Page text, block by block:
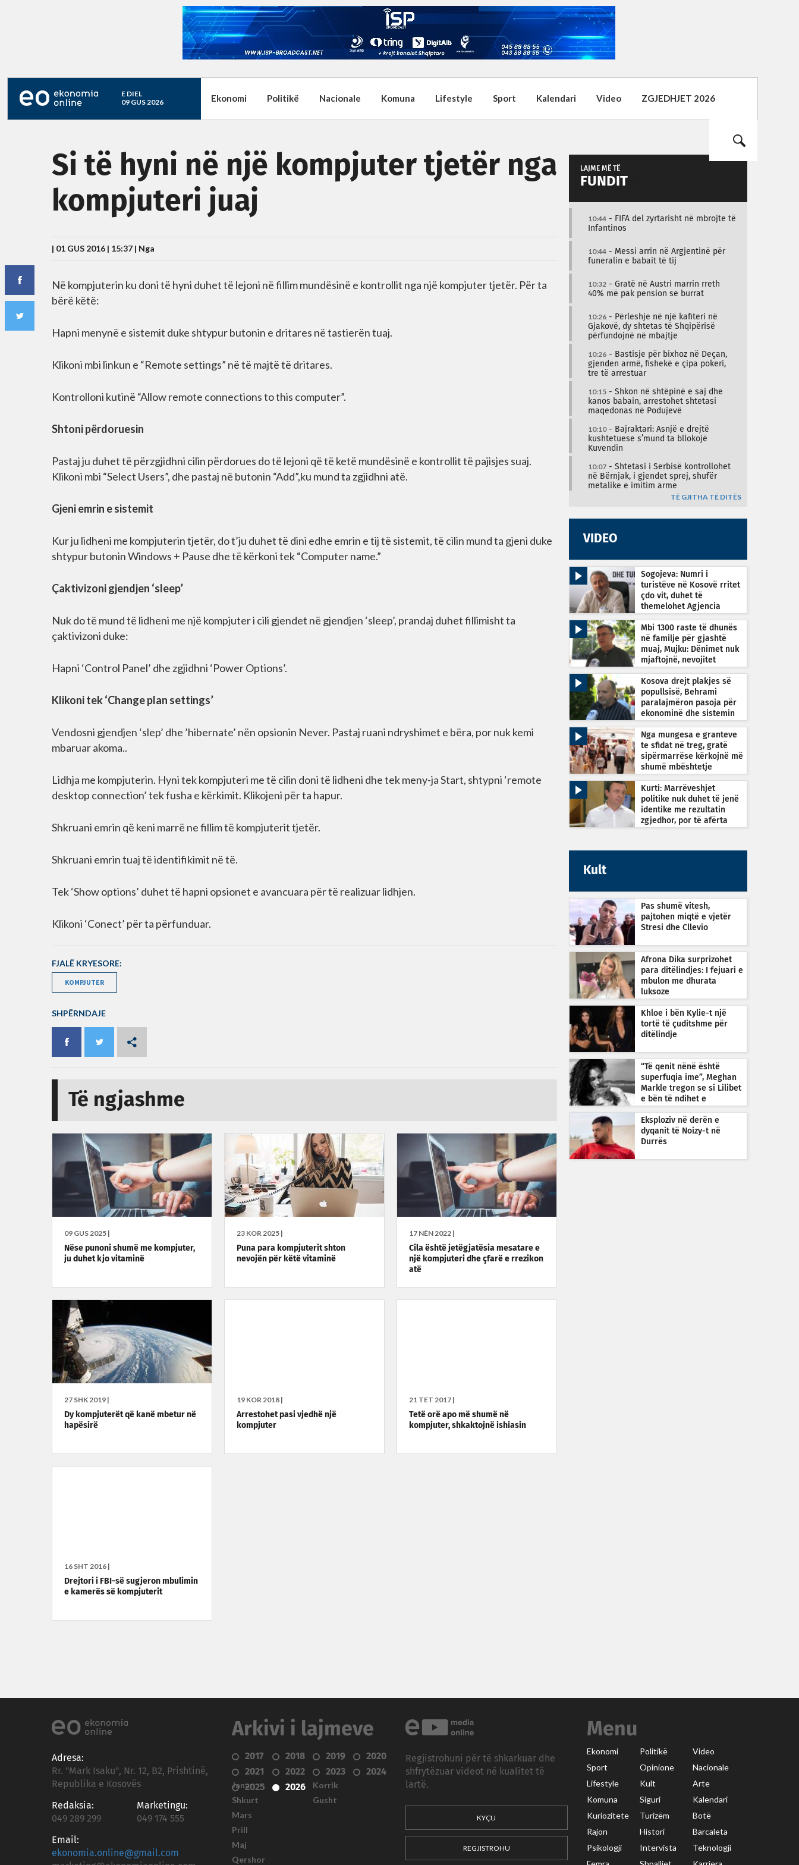
E DIEL
09 GUS 2026
Ekonomi Politikë Nacionale Komuna Lifestyle Sport Kalendari Video ZGJEDHJET 2026
Si të hyni në një kompjuter tjetër nga
kompjuteri juaj
| 01 GUS 2016 | 15:37 | Nga
Në kompjuterin ku doni të hyni duhet të lejoni në fillim mundësinë e kontrollit nga një kompjuter tjetër. Për ta
bërë këtë:
Hapni menynë e sistemit duke shtypur butonin e dritares në tastierën tuaj.
Klikoni mbi linkun e “Remote settings” në të majtë të dritares.
Kontrolloni kutinë “Allow remote connections to this computer”.
Shtoni përdoruesin
Pastaj ju duhet të përzgjidhni cilin përdorues do të lejoni që të ketë mundësinë e kontrollit të pajisjes suaj.
Klikoni mbi “Select Users”, dhe pastaj në butonin “Add”,ku mund ta zgjidhni atë.
Gjeni emrin e sistemit
Kur ju lidheni me kompjuterin tjetër, do t’ju duhet të dini edhe emrin e tij të sistemit, të cilin mund ta gjeni duke
shtypur butonin Windows + Pause dhe të kërkoni tek “Computer name.”
Çaktivizoni gjendjen ‘sleep’
Nuk do të mund të lidheni me një kompjuter i cili gjendet në gjendjen ‘sleep’, prandaj duhet fillimisht ta
çaktivizoni duke:
Hapni ‘Control Panel’ dhe zgjidhni ‘Power Options’.
Klikoni tek ‘Change plan settings’
Vendosni gjendjen ‘slep’ dhe ’hibernate’ nën opsionin Never. Pastaj ruani ndryshimet e bëra, por nuk kemi
mbaruar akoma..
Lidhja me kompjuterin. Hyni tek kompjuteri me të cilin doni të lidheni dhe tek meny-ja Start, shtypni ‘remote
desktop connection’ tek fusha e kërkimit. Klikojeni për ta hapur.
Shkruani emrin që keni marrë ne fillim të kompjuterit tjetër.
Shkruani emrin tuaj të identifikimit në të.
Tek ‘Show options’ duhet të hapni opsionet e avancuara për të realizuar lidhjen.
Klikoni ‘Conect’ për ta përfunduar.
FJALË KRYESORE:
KOMPJUTER
SHPËRNDAJE
Të ngjashme
09 GUS 2025 |
Nëse punoni shumë me kompjuter,
ju duhet kjo vitaminë
23 KOR 2025 |
Puna para kompjuterit shton
nevojën për këtë vitaminë
17 NËN 2022 |
Cila është jetëgjatësia mesatare e
një kompjuteri dhe çfarë e rrezikon
atë
27 SHK 2019 |
Dy kompjuterët që kanë mbetur në
hapësirë
19 KOR 2018 |
Arrestohet pasi vjedhë një
kompjuter
21 TET 2017 |
Tetë orë apo më shumë në
kompjuter, shkaktojnë ishiasin
16 SHT 2016 |
Drejtori i FBI-së sugjeron mbulimin
e kamerës së kompjuterit
LAJME MË TË
FUNDIT
10:44 - FIFA del zyrtarisht në mbrojte të
Infantinos
10:44 - Messi arrin në Argjentinë për
funeralin e babait të tij
10:32 - Gratë në Austri marrin rreth
40% më pak pension se burrat
10:26 - Përleshje në një kafiteri në
Gjakovë, dy shtetas të Shqipërisë
përfundojnë në mbajtje
10:26 - Bastisje për bixhoz në Deçan,
gjenden armë, fishekë e çipa pokeri,
tre të arrestuar
10:15 - Shkon në shtëpinë e saj dhe
kanos babain, arrestohet shtetasi
maqedonas në Podujevë
10:10- Bajraktari: Asnjë e drejtë
kushtetuese s’mund ta bllokojë
Kuvendin
10:07 - Shtetasi i Serbisë kontrollohet
në Bërnjak, i gjendet sprej, shufër
metalike e imitim arme
TË GJITHA TË DITËS
VIDEO
Sogojeva: Numri i
turistëve në Kosovë rritet
çdo vit, duhet të
themelohet Agjencia
Mbi 1300 raste të dhunës
në familje për gjashtë
muaj, Mujku: Dënimet nuk
mjaftojnë, nevojitet
Kosova drejt plakjes së
popullsisë, Behrami
paralajmëron pasoja për
ekonominë dhe sistemin
Nga mungesa e granteve
te sfidat në treg, gratë
sipërmarrëse kërkojnë më
shumë mbështetje
Kurti: Marrëveshjet
politike nuk duhet të jenë
identike me rezultatin
zgjedhor, por të afërta
Kult
Pas shumë vitesh,
pajtohen miqtë e vjetër
Stresi dhe Cllevio
Afrona Dika surprizohet
para ditëlindjes: I fejuari e
mbulon me dhurata
luksoze
Khloe i bën Kylie-t një
tortë të çuditshme për
ditëlindje
“Të qenit nënë është
superfuqia ime”, Meghan
Markle tregon se si Lilibet
e bën të ndihet e
Eksploziv në derën e
dyqanit të Noizy-t në
Durrës
Adresa:
Rr. "Mark Isaku", Nr. 12, B2, Prishtinë,
Republika e Kosovës
Redaksia:
049 289 299
Marketingu:
049 174 555
Email:
ekonomia.online@gmail.com
Arkivi i lajmeve
2017 2018 2019
2020
2021
2022 2023
2024
2025
2026
Janar
Shkurt
Mars
Prill
Maj
Qershor
Korrik
Gusht
Regjistrohuni për të shkarkuar dhe
shfrytëzuar videot në kualitet të
lartë.
KYÇU
REGJISTROHU
Menu
Ekonomi Politikë
Video
Sport
Opinione
Nacionale
Lifestyle
Kult
Arte
Komuna
Siguri
Kalendari
Kuriozitete
Turizëm
Botë
Rajon
Histori
Barcaleta
Psikologji
Intervista
Teknologji